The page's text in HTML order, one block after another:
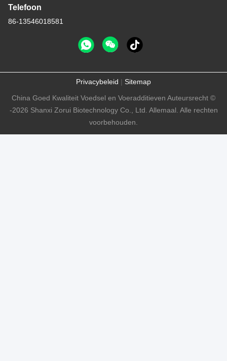
Telefoon
86-13546018581
Privacybeleid | Sitemap
China Goed Kwaliteit Voedsel en Voeradditieven Auteursrecht ©
-2026 Shanxi Zorui Biotechnology Co., Ltd. Allemaal. Alle rechten
voorbehouden.